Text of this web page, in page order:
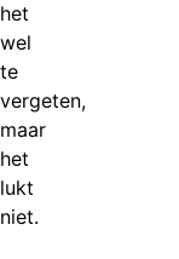
het
wel
te
vergeten,
maar
het
lukt
niet.